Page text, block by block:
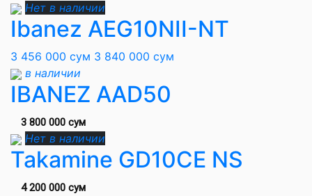
Нет в наличии
Ibanez AEG10NII-NT
3 456 000 сум 3 840 000 сум
в наличии
IBANEZ AAD50
3 800 000 сум
Нет в наличии
Takamine GD10CE NS
4 200 000 сум